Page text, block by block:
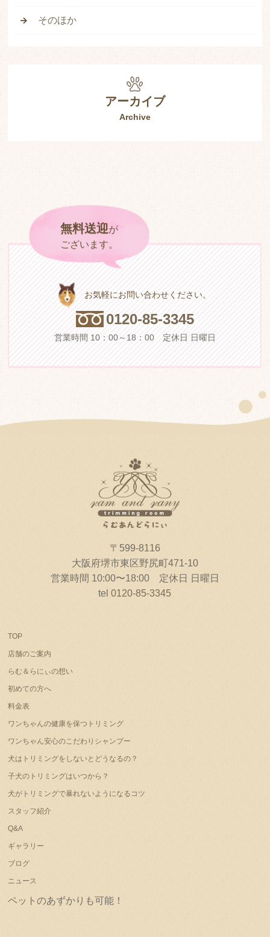
そのほか
アーカイブ
Archive
無料送迎が
ござい ます
お気軽にお問い合わせください。
0120-85-3345
営業時間 10：00～18：00 定休日 日曜日
〒599-8116
大阪府堺市東区野尻町471-10
営業時間 10:00〜18:00 定休日 日曜日
tel0120-85-3345
TOP
店舗のご案内
らむ＆らにぃの想い
初めての方へ
料金表
ワンちゃんの健康を保つトリミング
ワンちゃん安心のこだわりシャンプー
犬はトリミングをしないとどうなるの？
子犬のトリミングはいつから？
犬がトリミングで暴れないようになるコツ
スタッフ紹介
Q&A
ギャラリー
ブログ
ニュース
ペットのあずかりも可能！